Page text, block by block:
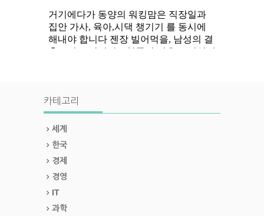
카테고리
세계
한국
경제
경영
IT
과학